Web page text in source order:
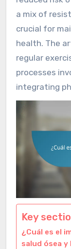
a mix of
crucial for
health. The
regular
processes
integrating
Key
¿Cuál es el
salud ósea y